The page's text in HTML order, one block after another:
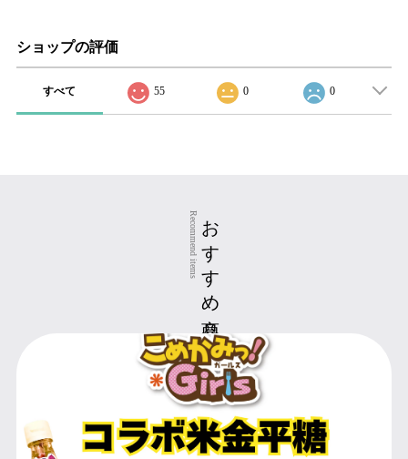
ショップの評価
すべて 55 0 0
おすすめ商品
Recommend items